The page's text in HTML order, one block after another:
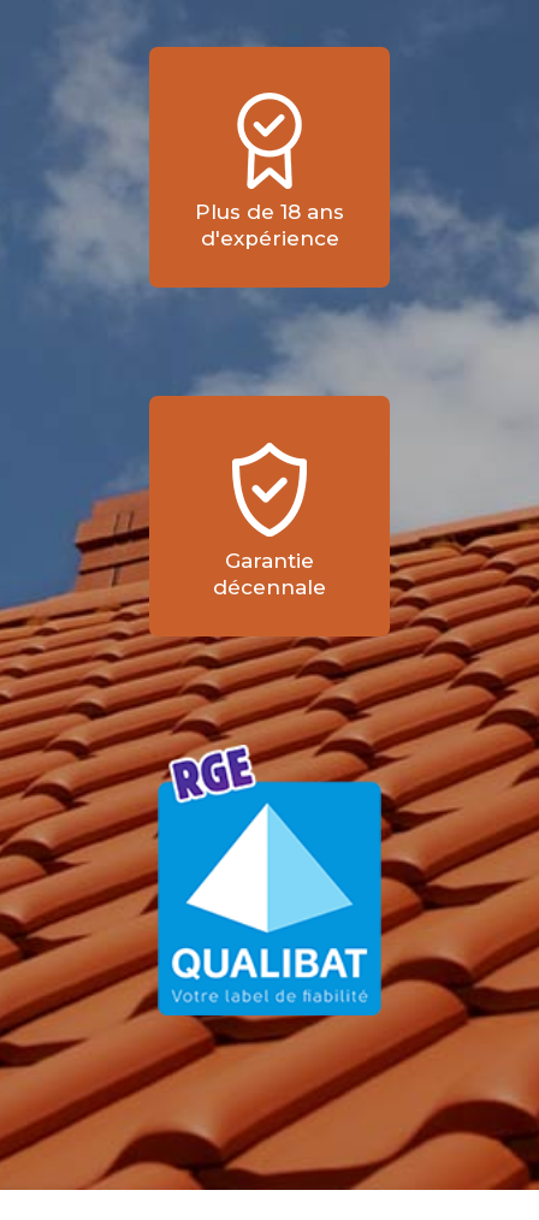
Plus de 18 ans
d'expérience
Garantie
décennale